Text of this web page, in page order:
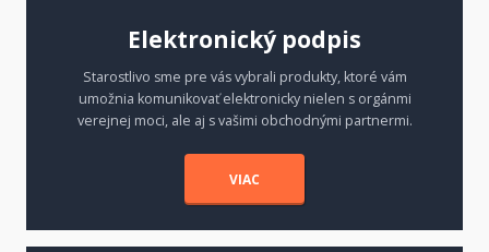
Elektronický podpis
Starostlivo sme pre vás vybrali produkty, ktoré vám
umožnia komunikovať elektronicky nielen s orgánmi
verejnej moci, ale aj s vašimi obchodnými partnermi.
VIAC